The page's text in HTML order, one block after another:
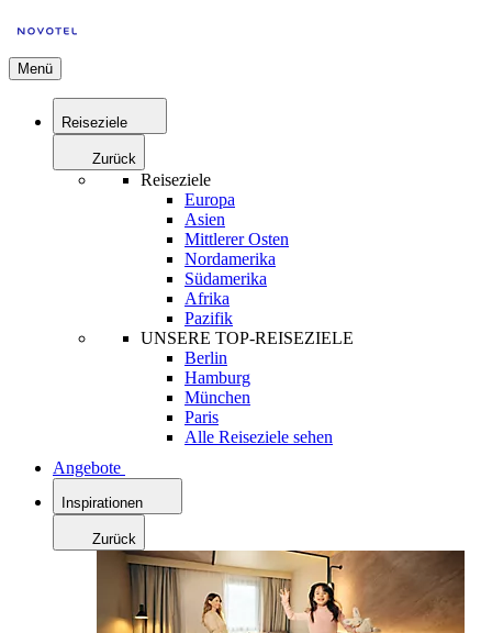
Menü
Reiseziele
Zurück
Reiseziele
Europa
Asien
Mittlerer Osten
Nordamerika
Südamerika
Afrika
Pazifik
UNSERE TOP-REISEZIELE
Berlin
Hamburg
München
Paris
Alle Reiseziele sehen
Angebote
Inspirationen
Zurück